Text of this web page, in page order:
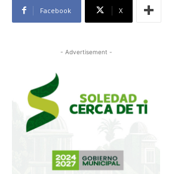
Facebook X
- Advertisement -